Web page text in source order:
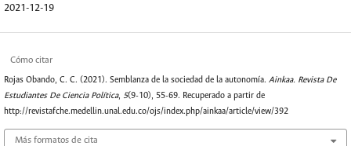
2021-12-19
Cómo citar
Rojas Obando, C. C. (2021). Semblanza de la sociedad de la autonomía. Ainkaa. Revista De
Estudiantes De Ciencia Política, 5(9-10), 55-69. Recuperado a partir de
http://revistafche.medellin.unal.edu.co/ojs/index.php/ainkaa/article/view/392
Más formatos de cita